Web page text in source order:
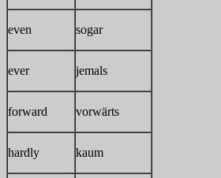
even sogar
ever jemals
forward vorwärts
hardly kaum